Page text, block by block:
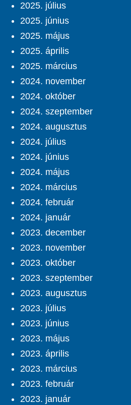
2025. július
2025. június
2025. május
2025. április
2025. március
2024. november
2024. október
2024. szeptember
2024. augusztus
2024. július
2024. június
2024. május
2024. március
2024. február
2024. január
2023. december
2023. november
2023. október
2023. szeptember
2023. augusztus
2023. július
2023. június
2023. május
2023. április
2023. március
2023. február
2023. január